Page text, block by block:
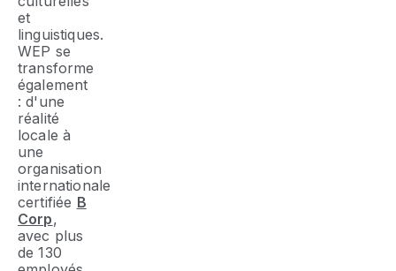
et
linguistiques.
WEP se
transforme
également
: d'une
réalité
locale à
une
organisation
internationale
certifiée B
Corp,
avec plus
de 130